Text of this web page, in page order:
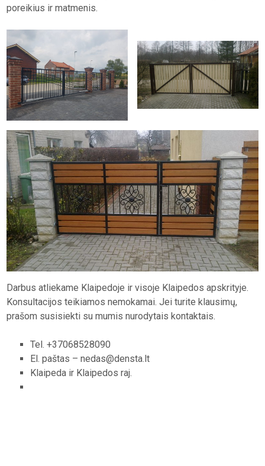
poreikius ir matmenis.
Darbus atliekame Klaipedoje ir visoje Klaipedos apskrityje.
Konsultacijos teikiamos nemokamai. Jei turite klausimų,
prašom susisiekti su mumis nurodytais kontaktais.
Tel. +37068528090
El. paštas – nedas@densta.lt
Klaipeda ir Klaipedos raj.